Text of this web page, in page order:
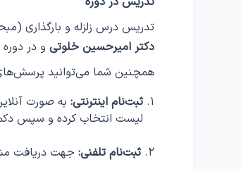
تدریس درس زلزله و بارگذاری (مبحث ششم
دکتر امیرحسین خلوتی و در
همچنین شما می‌توانید
ثبت‌نام اینترنتی: به صورت
لیست انتخاب کرده و سپس
ثبت‌نام تلفنی: جهت دریافت